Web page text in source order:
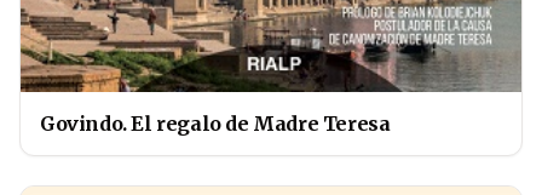
Govindo. El regalo de Madre Teresa